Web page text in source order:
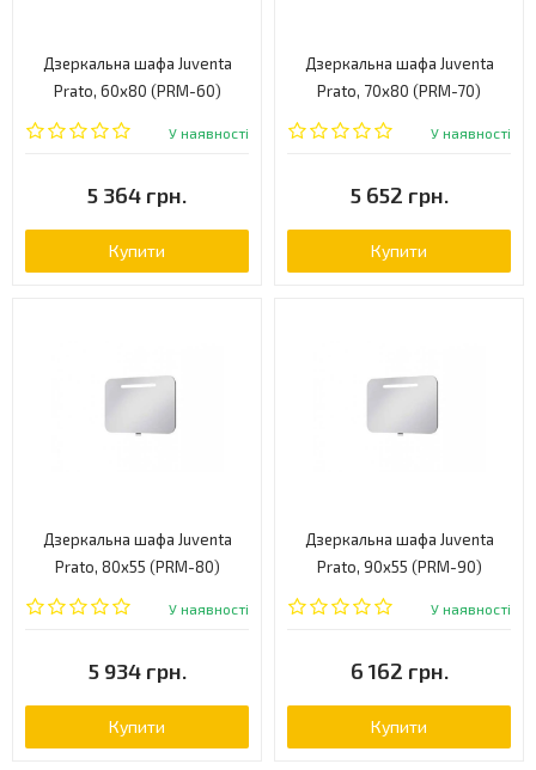
Дзеркальна шафа Juventa
Prato, 60x80 (PRM-60)
У наявності
5 364 грн.
Купити
Дзеркальна шафа Juventa
Prato, 70x80 (PRM-70)
У наявності
5 652 грн.
Купити
Дзеркальна шафа Juventa
Prato, 80x55 (PRM-80)
У наявності
5 934 грн.
Купити
Дзеркальна шафа Juventa
Prato, 90x55 (PRM-90)
У наявності
6 162 грн.
Купити